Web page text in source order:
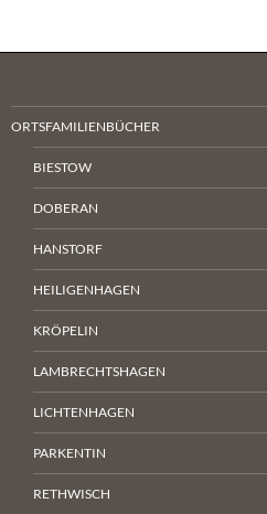
ORTSFAMILIENBÜCHER
BIESTOW
DOBERAN
HANSTORF
HEILIGENHAGEN
KRÖPELIN
LAMBRECHTSHAGEN
LICHTENHAGEN
PARKENTIN
RETHWISCH